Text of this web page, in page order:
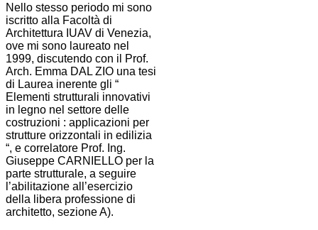
Nello stesso periodo mi sono
iscritto alla Facoltà di
Architettura IUAV di Venezia,
ove mi sono laureato nel
1999, discutendo con il Prof.
Arch. Emma DAL ZIO una tesi
di Laurea inerente gli “
Elementi strutturali innovativi
in legno nel settore delle
costruzioni : applicazioni per
strutture orizzontali in edilizia
“, e correlatore Prof. Ing.
Giuseppe CARNIELLO per la
parte strutturale, a seguire
l’abilitazione all’esercizio
della libera professione di
architetto, sezione A).